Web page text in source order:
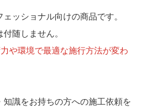
ッショナル向けの商品です。
随しません。
や環境で最適な施行方法が変わ
知識をお持ちの方への施工依頼を